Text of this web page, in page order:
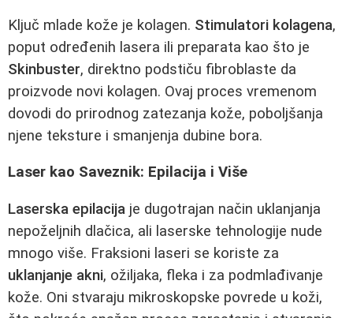
Ključ mlade kože je kolagen. Stimulatori kolagena,
poput određenih lasera ili preparata kao što je
Skinbuster, direktno podstiču fibroblaste da
proizvode novi kolagen. Ovaj proces vremenom
dovodi do prirodnog zatezanja kože, poboljšanja
njene teksture i smanjenja dubine bora.
Laser kao Saveznik: Epilacija i Više
Laserska epilacija je dugotrajan način uklanjanja
nepoželjnih dlačica, ali laserske tehnologije nude
mnogo više. Fraksioni laseri se koriste za
uklanjanje akni, ožiljaka, fleka i za podmlađivanje
kože. Oni stvaraju mikroskopske povrede u koži,